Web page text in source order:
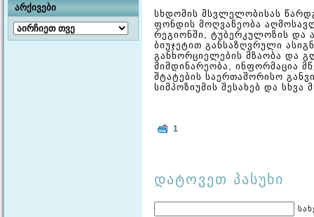
ᲐᲠᲥᲘᲕᲔᲑᲘ
არქივები
სხდომის მსვლელობისას
ფონდის მოღვაწეობა
რეგიონში, ტუბერკულოზის და
ბიუჯეტით განსაზღვრული
განხორციელების მზაობა და
მიმდინარეობა, ინფორმაცია
შტატების საერთაშორისო
სიმპოზიუმის შესახებ და სხვა
1
დატოვეთ პასუხი